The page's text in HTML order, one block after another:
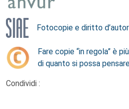
Fotocopie e diritto
Fare copie “in regola” è
di quanto si possa
Condividi :